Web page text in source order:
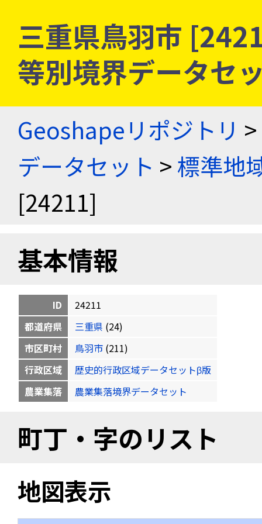
三重県鳥羽市
等別境界データセ
Geoshapeリポジトリ >
データセット >標準地
[24211]
基本情報
ID
24211
都道府県
三重県 (24)
市区町村
鳥羽市 (211)
行政区域
歴史的行政区域データセットβ版
農業集落
農業集落境界データセット
町丁・字のリスト
地図表示